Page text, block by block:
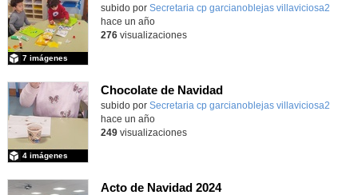
Contenido educativo.
subido por Secretaria cp garcianoblejas villaviciosa2
7 imágenes
hace un año
276visualizaciones
Chocolate de Navidad
subido por Secretaria cp garcianoblejas villaviciosa2
4 imágenes
hace un año
249visualizaciones
Acto de Navidad 2024